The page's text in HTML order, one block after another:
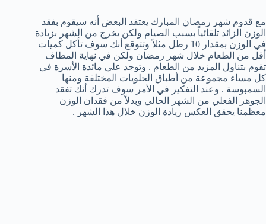
مع قدوم شهر رمضان المبارك يعتقد البعض أنه سيقوم بفقد
الوزن الزائد تلقائياً بسبب الصيام ولكن يخرج من الشهر بزيادة
في الوزن بمقدار 10 رطل مثلاً وتتوقع أنك سوف تأكل كميات
أقل من الطعام خلال شهر رمضان ولكن في نهاية المطاف
تقوم بتناول المزيد من الطعام . وتوجد علي مائدة الأسرة في
كل مساء مجموعة من أطباق الحلويات المختلفة ومنها
السمبوسة . وعند التفكير في الأمر سوف تدرك أنك تفقد
الجوهر الفعلي من الشهر الحالي وبدلاً من فقدان الوزن
معظمنا يحقق العكس زيادة الوزن خلال هذا الشهر .